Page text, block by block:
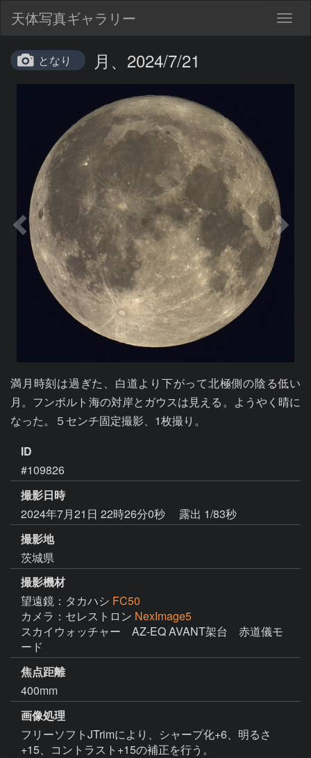
天体写真ギャラリー
となり 月、2024/7/21
満月時刻は過ぎた、白道より下がって北極側の陰る低い
月。フンボルト海の対岸とガウスは見える。ようやく晴に
なった。５センチ固定撮影、1枚撮り。
ID
#109826
撮影日時
2024年7月21日 22時26分0秒
露出 1/83秒
撮影地
茨城県
撮影機材
望遠鏡：タカハシ FC50
カメラ：セレストロン NexImage5
スカイウォッチャー　AZ-EQ AVANT架台　赤道儀モ
ード
焦点距離
400mm
画像処理
フリーソフトJTrimにより、シャープ化+6、明るさ
+15、コントラスト+15の補正を行う。